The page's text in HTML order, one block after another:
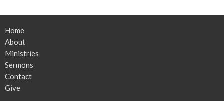
Home
About
Ministries
Sermons
Contact
Give